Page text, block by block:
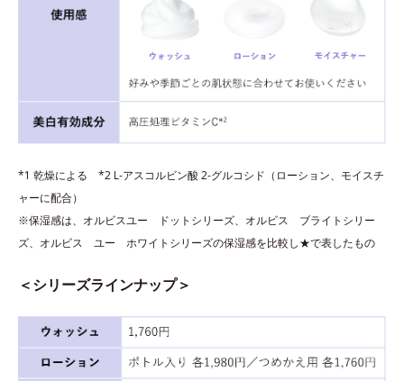
*1 乾燥による *2 L-アスコルビン酸 2-グルコシド（ローション、モイスチ
ャーに配合）
※保湿感は、オルビスユー ドットシリーズ、オルビス ブライトシリー
ズ、オルビス ユー ホワイトシリーズの保湿感を比較し★で表したもの
＜シリーズラインナップ＞